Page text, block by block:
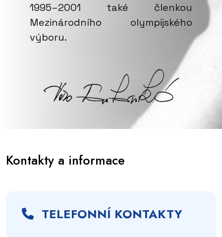
1995–2001 také členkou
Mezinárodního olympijského
výboru.
Kontakty a informace
TELEFONNÍ KONTAKTY